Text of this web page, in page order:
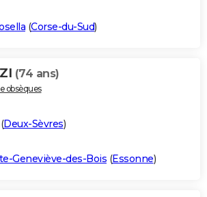
(Corse-du-Sud)
(74 ans)
obsèques
Deux-Sèvres)
Geneviève-des-Bois (Essonne)